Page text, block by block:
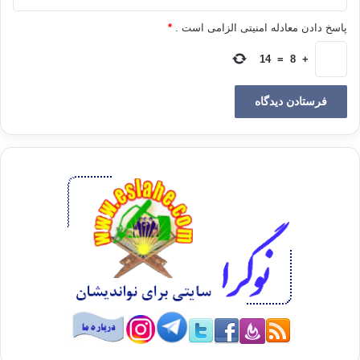
نیست»
و نیز در این آیه می
(وَلْتَكُن مِّنكُمْ
أُمَّةٌ يَدْعُونَ إِلَى الْخَيْرِ وَيَأْمُرُونَ بِالْمَعْرُوفِ وَيَنْهَوْنَ
عَنِ الْمُنكَرِ وَأُوْلَئِكَ هُمُ الْمُفْلِحُونَ)آل عمران/104
گروهي باشند كه ( تربيت لازم را ببينند و قرآن و سنّت و احكام شريعت را
مردمان را ) دعوت به نيكي كنند و امر به معروف و نهي از منكر نمايند ، و آنان
این در حالی است که
قوانین عرفی تا بعد از انقلاب فرانسه اصل آزادی را با شاخه های سه گانه آن
پاسخ دادن معادله امنیتی الزامی است . *
+
8
=
14